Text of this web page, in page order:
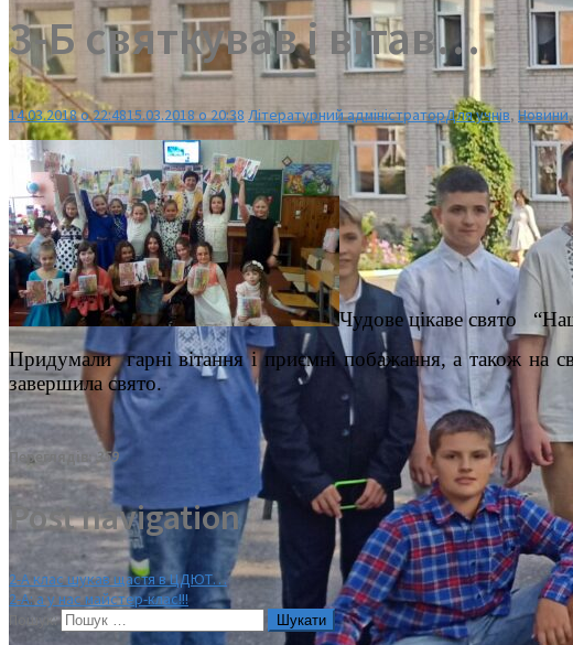
3-Б святкував і вітав…
14.03.2018 о 22:4815.03.2018 о 20:38 Літературний адміністраторДля учнів, Новини
Чудове цікаве свято
Придумали гарні вітання і приємні побажання, а також на
завершила свято.
Переглядів: 359
Post navigation
2-А клас шукав щастя в ЦДЮТ…
2-А: а у нас майстер-клас!!!
Пошук: